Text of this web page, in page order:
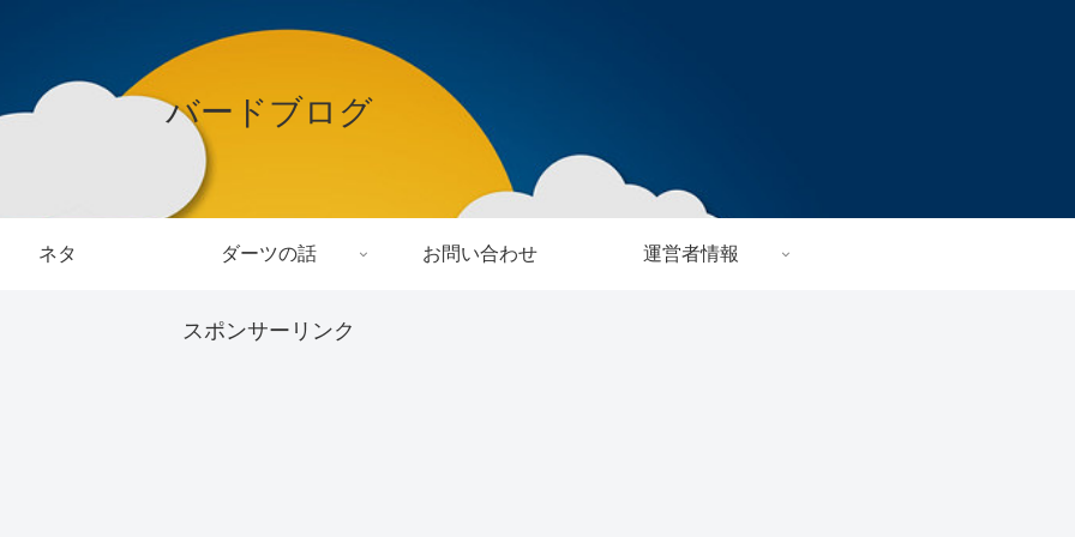
バードブログ
ネタ ダーツの話 お問い合わせ 運営者情報
スポンサーリンク